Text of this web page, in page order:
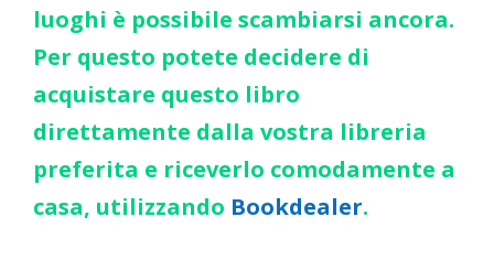
luoghi è possibile scambiarsi ancora.
Per questo potete decidere di
acquistare questo libro
direttamente dalla vostra libreria
preferita e riceverlo comodamente a
casa, utilizzando Bookdealer.